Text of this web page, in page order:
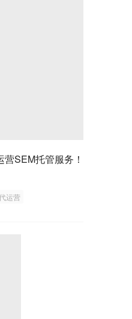
SEM托管服务！
运营